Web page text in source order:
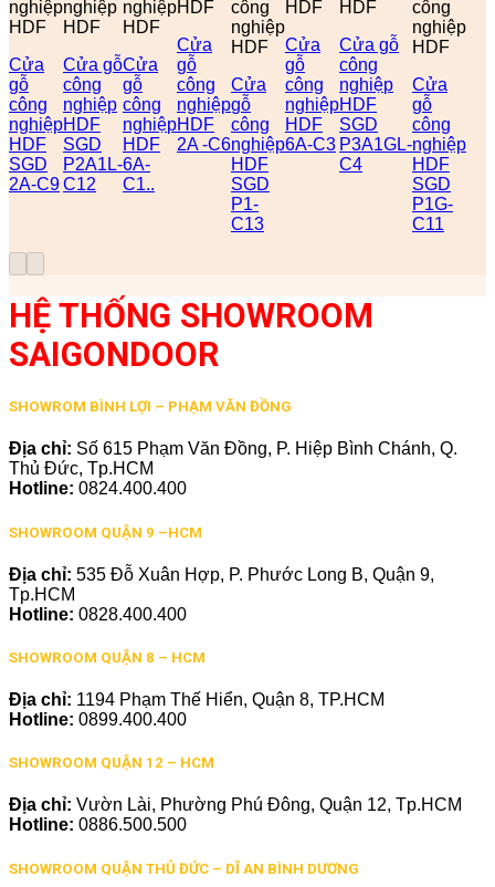
nghiệp
HDF
Cửa
gỗ
công
nghiệp
HDF
SGD
2A-C9
nghiệp
HDF
Cửa gỗ
công
nghiệp
HDF
SGD
P2A1L-
C12
nghiệp
HDF
Cửa
gỗ
công
nghiệp
HDF
6A-
C1..
HDF
Cửa
gỗ
công
nghiệp
HDF
2A -C6
công
nghiệp
HDF
Cửa
gỗ
công
nghiệp
HDF
SGD
P1-
C13
HDF
Cửa
gỗ
công
nghiệp
HDF
6A-C3
HDF
Cửa gỗ
công
nghiệp
HDF
SGD
P3A1GL-
C4
công
nghiệp
HDF
Cửa
gỗ
công
nghiệp
HDF
SGD
P1G-
C11
HỆ THỐNG SHOWROOM
SAIGONDOOR
SHOWROM BÌNH LỢI – PHẠM VĂN ĐỒNG
Địa chỉ: Số 615 Phạm Văn Đồng, P. Hiệp Bình Chánh, Q.
Thủ Đức, Tp.HCM
Hotline: 0824.400.400
SHOWROOM QUẬN 9 –HCM
Địa chỉ: 535 Đỗ Xuân Hợp, P. Phước Long B, Quận 9,
Tp.HCM
Hotline: 0828.400.400
SHOWROOM QUẬN 8 – HCM
Địa chỉ: 1194 Phạm Thế Hiển, Quận 8, TP.HCM
Hotline: 0899.400.400
SHOWROOM QUẬN 12 – HCM
Địa chỉ: Vườn Lài, Phường Phú Đông, Quận 12, Tp.HCM
Hotline: 0886.500.500
SHOWROOM QUẬN THỦ ĐỨC – DĨ AN BÌNH DƯƠNG